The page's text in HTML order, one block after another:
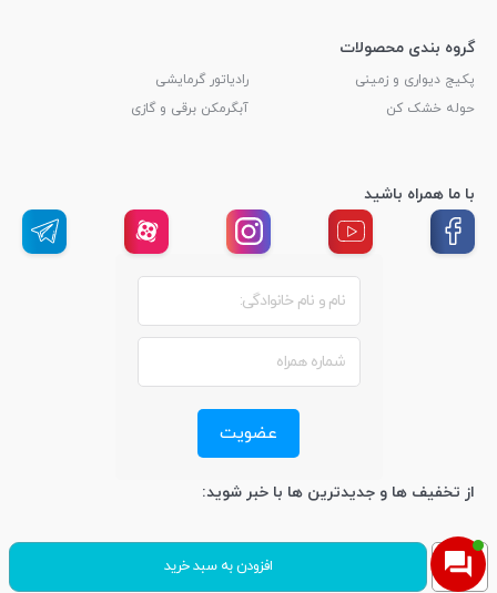
کولر
گازی
افزودن به سبد خرید
گروه بندی محصولات
پکیج دیواری و زمینی
رادیاتور گرمایشی
حوله خشک کن
آبگرمکن برقی و گازی
از تخفیف ها و جدیدترین ها با خبر شوید:
عضویت
با ما همراه باشید
کلیه حقوق این سایت محفوظ و متعلق به فروشگاه اینترنتی اصفهان تهویه می
طراحی سایت: گروه نرم افزاری رهیار وب